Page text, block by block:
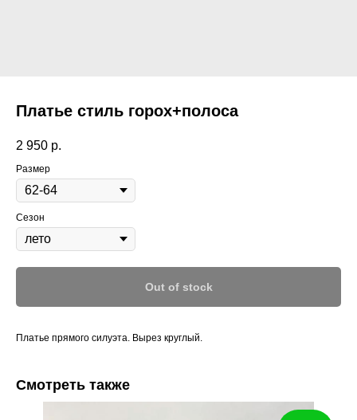
Платье стиль горох+полоса
2 950 р.
Размер
Сезон
Out of stock
Платье прямого силуэта. Вырез круглый.
Смотреть также